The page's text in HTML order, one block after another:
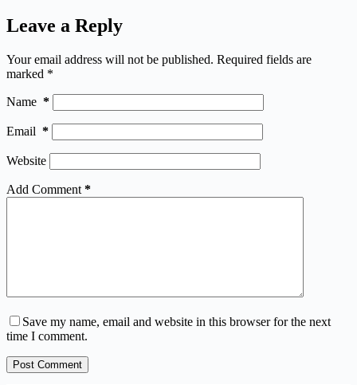
Leave a Reply
Your email address will not be published. Required fields are
marked *
Name *
Email *
Website
Add Comment *
Save my name, email and website in this browser for the next
time I comment.
Post Comment